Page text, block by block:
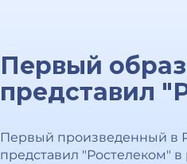
Первый
представил
Первый произведенный в
представил "Ростелеком"